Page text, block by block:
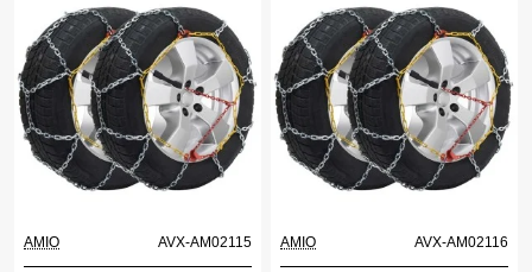
AMIO AVX-AM02115 AMIO AVX-AM02116